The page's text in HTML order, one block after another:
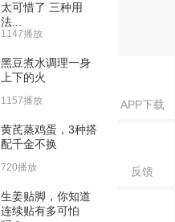
APP下载
反馈
太可惜了 三种用
法...
1147播放
黑豆煮水调理一身
上下的火
1157播放
黄芪蒸鸡蛋，3种搭
配千金不换
720播放
生姜贴脚，你知道
连续贴有多可怕